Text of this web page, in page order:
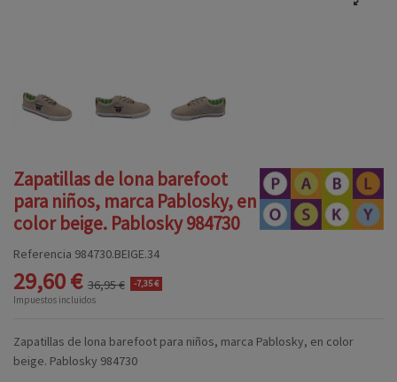
Zapatillas de lona barefoot
para niños, marca Pablosky, en
color beige. Pablosky 984730
Referencia 984730.BEIGE.34
29,60 € 36,95 € -7,35 €
Impuestos incluidos
Zapatillas de lona barefoot para niños, marca Pablosky, en color
beige. Pablosky 984730